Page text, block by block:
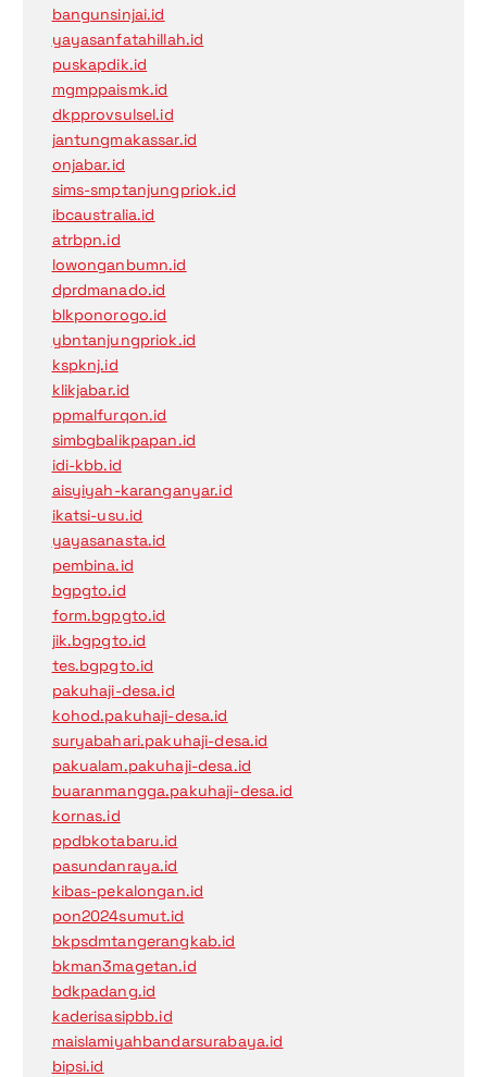
bangunsinjai.id
yayasanfatahillah.id
puskapdik.id
mgmppaismk.id
dkpprovsulsel.id
jantungmakassar.id
onjabar.id
sims-smptanjungpriok.id
ibcaustralia.id
atrbpn.id
lowonganbumn.id
dprdmanado.id
blkponorogo.id
ybntanjungpriok.id
kspknj.id
klikjabar.id
ppmalfurqon.id
simbgbalikpapan.id
idi-kbb.id
aisyiyah-karanganyar.id
ikatsi-usu.id
yayasanasta.id
pembina.id
bgpgto.id
form.bgpgto.id
jik.bgpgto.id
tes.bgpgto.id
pakuhaji-desa.id
kohod.pakuhaji-desa.id
suryabahari.pakuhaji-desa.id
pakualam.pakuhaji-desa.id
buaranmangga.pakuhaji-desa.id
kornas.id
ppdbkotabaru.id
pasundanraya.id
kibas-pekalongan.id
pon2024sumut.id
bkpsdmtangerangkab.id
bkman3magetan.id
bdkpadang.id
kaderisasipbb.id
maislamiyahbandarsurabaya.id
bipsi.id